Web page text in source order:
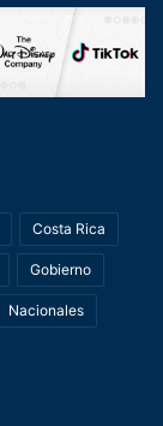
Costa Rica
Gobierno
Nacionales